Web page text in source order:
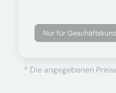
Nur für
* Die angegebenen